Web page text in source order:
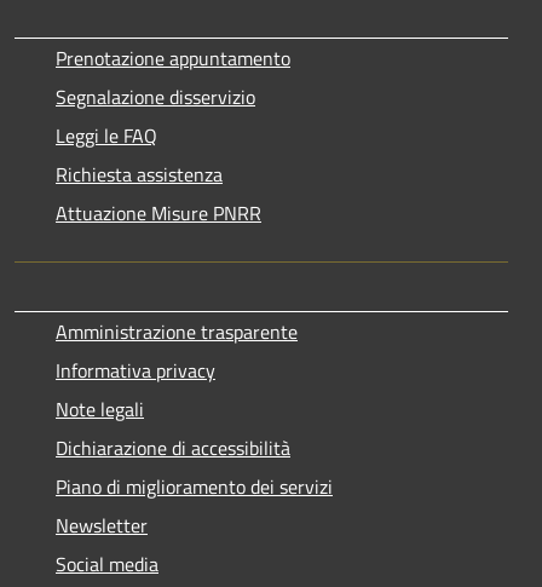
Prenotazione appuntamento
Segnalazione disservizio
Leggi le FAQ
Richiesta assistenza
Attuazione Misure PNRR
Amministrazione trasparente
Informativa privacy
Note legali
Dichiarazione di accessibilità
Piano di miglioramento dei servizi
Newsletter
Social media